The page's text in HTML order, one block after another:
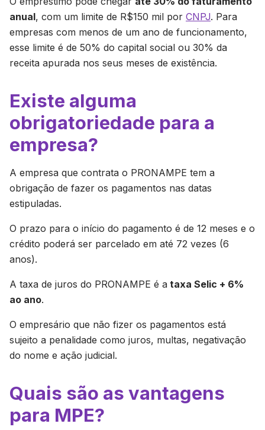
anual, com um limite de R$150 mil por CNPJ. Para
empresas com menos de um ano de funcionamento,
esse limite é de 50% do capital social ou 30% da
receita apurada nos seus meses de existência.
Existe alguma
obrigatoriedade para a
empresa?
A empresa que contrata o PRONAMPE tem a
obrigação de fazer os pagamentos nas datas
estipuladas.
O prazo para o início do pagamento é de 12 meses e o
crédito poderá ser parcelado em até 72 vezes (6
anos).
A taxa de juros do PRONAMPE é a taxa Selic + 6%
ao ano.
O empresário que não fizer os pagamentos está
sujeito a penalidade como juros, multas, negativação
do nome e ação judicial.
Quais são as vantagens
para MPE?